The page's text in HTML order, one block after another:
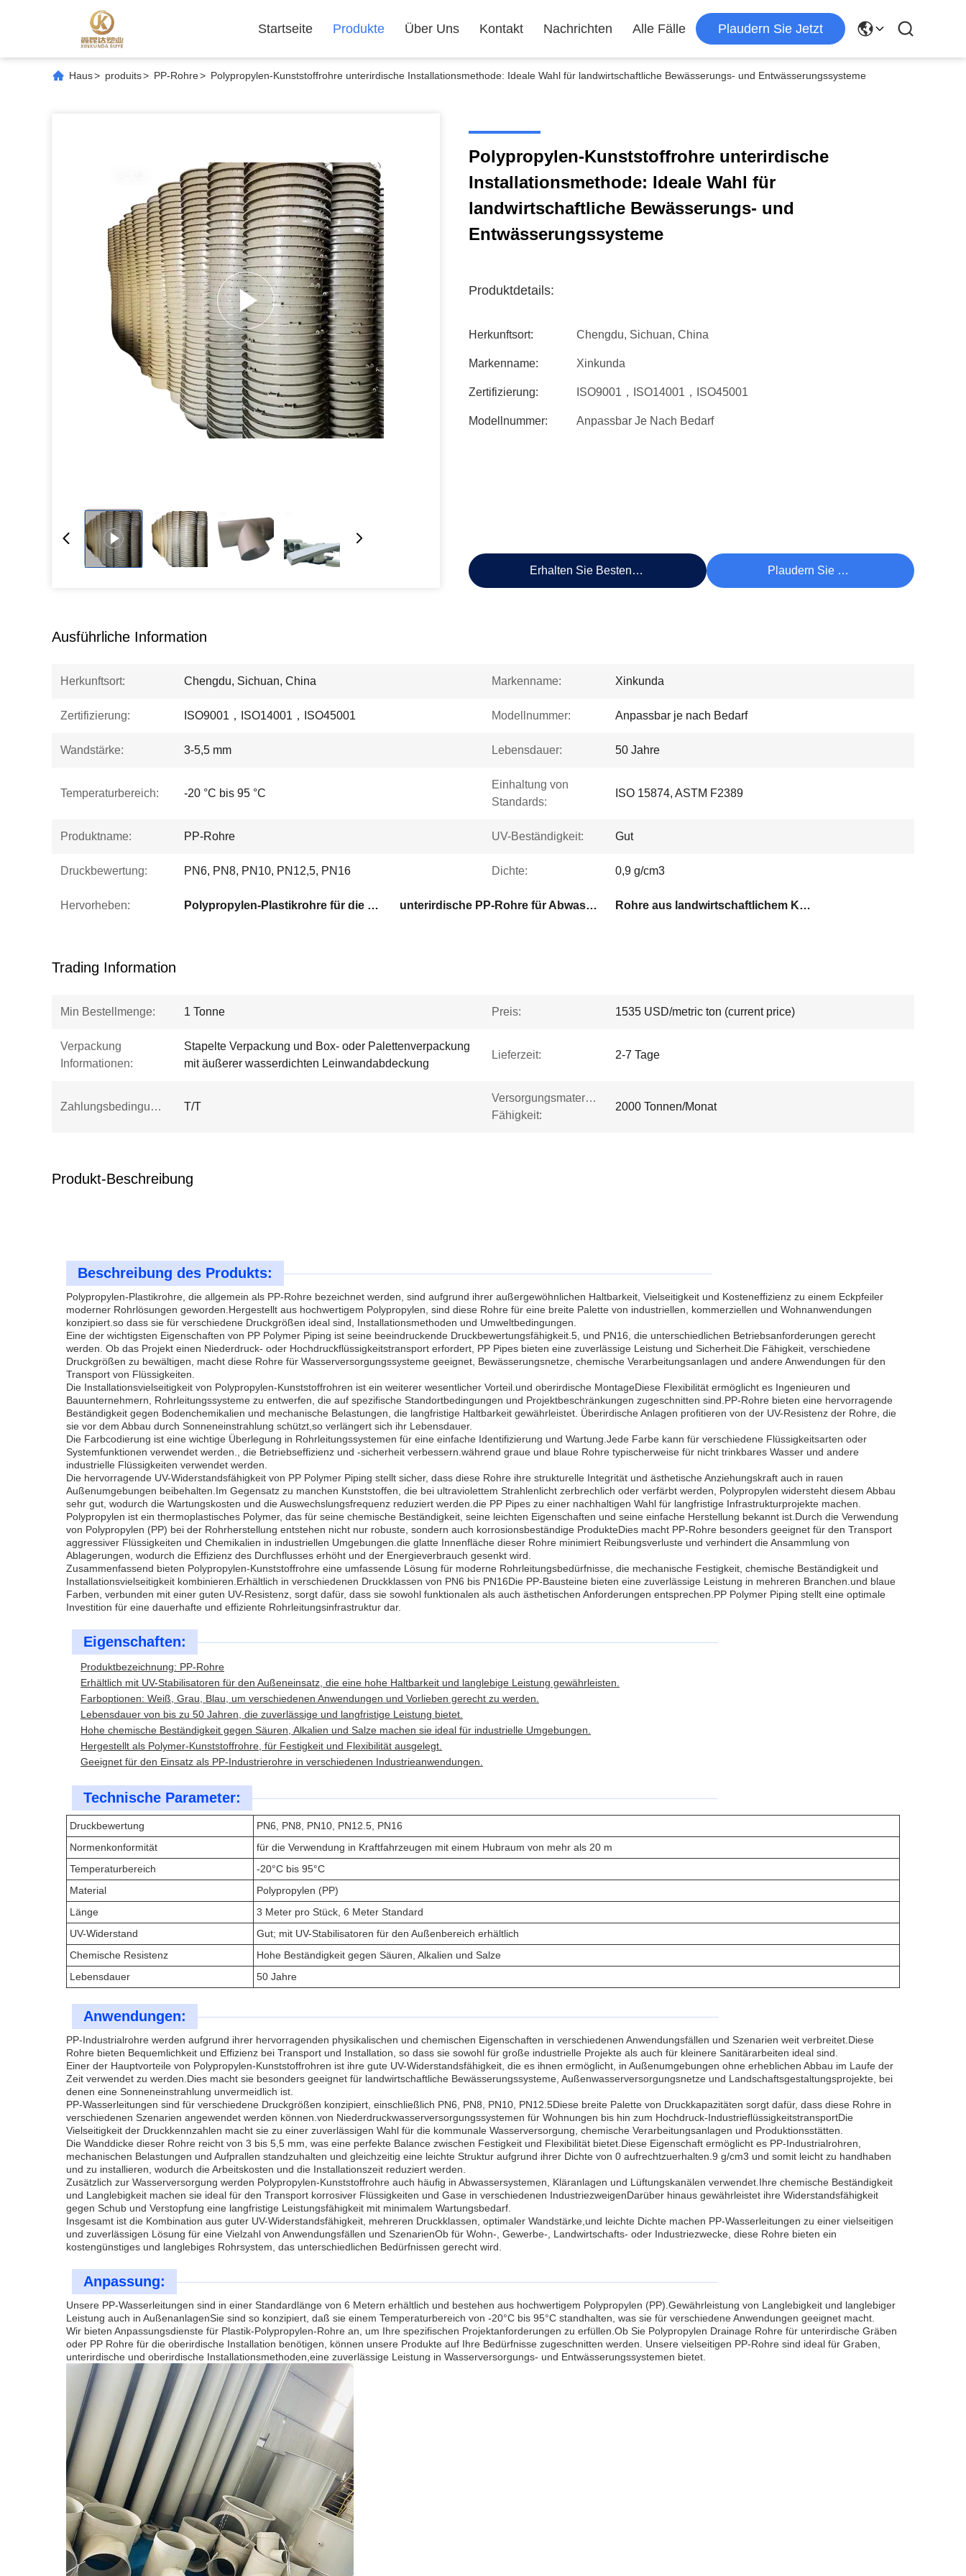
Startseite Produkte Über Uns Kontakt Nachrichten Alle Fälle Plaudern Sie Jetzt
Haus> produits> PP-Rohre> Polypropylen-Kunststoffrohre unterirdische Installationsmethode: Ideale Wahl für landwirtschaftliche Bewässerungs- und Entwässerungssysteme
Polypropylen-Kunststoffrohre unterirdische
Installationsmethode: Ideale Wahl für
landwirtschaftliche Bewässerungs- und
Entwässerungssysteme
Produktdetails:
Herkunftsort: Chengdu, Sichuan, China
Markenname: Xinkunda
Zertifizierung: ISO9001，ISO14001，ISO45001
Modellnummer: Anpassbar Je Nach Bedarf
Erhalten Sie Besten Preis Plaudern Sie Jetzt
Ausführliche Information
Herkunftsort: Chengdu, Sichuan, China Markenname: Xinkunda
Zertifizierung: ISO9001，ISO14001，ISO45001 Modellnummer: Anpassbar je nach Bedarf
Wandstärke: 3-5,5 mm Lebensdauer: 50 Jahre
Temperaturbereich: -20 °C bis 95 °C
Einhaltung von
Standards:
ISO 15874, ASTM F2389
Produktname: PP-Rohre UV-Beständigkeit: Gut
Druckbewertung: PN6, PN8, PN10, PN12,5, PN16 Dichte: 0,9 g/cm3
Hervorheben: Polypropylen-Plastikrohre für die Bewässerung unterirdische PP-Rohre für Abwasserleitung Rohre aus landwirtschaftlichem Kunststoff mit Garantie
Trading Information
Min Bestellmenge: 1 Tonne Preis: 1535 USD/metric ton (current price)
Verpackung
Informationen:
Stapelte Verpackung und Box- oder Palettenverpackung
mit äußerer wasserdichten Leinwandabdeckung
Lieferzeit: 2-7 Tage
Zahlungsbedingungen: T/T
Versorgungsmaterial-
Fähigkeit:
2000 Tonnen/Monat
Produkt-Beschreibung
Beschreibung des Produkts:
Polypropylen-Plastikrohre, die allgemein als PP-Rohre bezeichnet werden, sind aufgrund ihrer außergewöhnlichen Haltbarkeit, Vielseitigkeit und Kosteneffizienz zu einem Eckpfeiler
moderner Rohrlösungen geworden.Hergestellt aus hochwertigem Polypropylen, sind diese Rohre für eine breite Palette von industriellen, kommerziellen und Wohnanwendungen
konzipiert.so dass sie für verschiedene Druckgrößen ideal sind, Installationsmethoden und Umweltbedingungen.
Eine der wichtigsten Eigenschaften von PP Polymer Piping ist seine beeindruckende Druckbewertungsfähigkeit.5, und PN16, die unterschiedlichen Betriebsanforderungen gerecht
werden. Ob das Projekt einen Niederdruck- oder Hochdruckflüssigkeitstransport erfordert, PP Pipes bieten eine zuverlässige Leistung und Sicherheit.Die Fähigkeit, verschiedene
Druckgrößen zu bewältigen, macht diese Rohre für Wasserversorgungssysteme geeignet, Bewässerungsnetze, chemische Verarbeitungsanlagen und andere Anwendungen für den
Transport von Flüssigkeiten.
Die Installationsvielseitigkeit von Polypropylen-Kunststoffrohren ist ein weiterer wesentlicher Vorteil.und oberirdische MontageDiese Flexibilität ermöglicht es Ingenieuren und
Bauunternehmern, Rohrleitungssysteme zu entwerfen, die auf spezifische Standortbedingungen und Projektbeschränkungen zugeschnitten sind.PP-Rohre bieten eine hervorragende
Beständigkeit gegen Bodenchemikalien und mechanische Belastungen, die langfristige Haltbarkeit gewährleistet. Überirdische Anlagen profitieren von der UV-Resistenz der Rohre, die
sie vor dem Abbau durch Sonneneinstrahlung schützt,so verlängert sich ihr Lebensdauer.
Die Farbcodierung ist eine wichtige Überlegung in Rohrleitungssystemen für eine einfache Identifizierung und Wartung.Jede Farbe kann für verschiedene Flüssigkeitsarten oder
Systemfunktionen verwendet werden., die Betriebseffizienz und -sicherheit verbessern.während graue und blaue Rohre typischerweise für nicht trinkbares Wasser und andere
industrielle Flüssigkeiten verwendet werden.
Die hervorragende UV-Widerstandsfähigkeit von PP Polymer Piping stellt sicher, dass diese Rohre ihre strukturelle Integrität und ästhetische Anziehungskraft auch in rauen
Außenumgebungen beibehalten.Im Gegensatz zu manchen Kunststoffen, die bei ultraviolettem Strahlenlicht zerbrechlich oder verfärbt werden, Polypropylen widersteht diesem Abbau
sehr gut, wodurch die Wartungskosten und die Auswechslungsfrequenz reduziert werden.die PP Pipes zu einer nachhaltigen Wahl für langfristige Infrastrukturprojekte machen.
Polypropylen ist ein thermoplastisches Polymer, das für seine chemische Beständigkeit, seine leichten Eigenschaften und seine einfache Herstellung bekannt ist.Durch die Verwendung
von Polypropylen (PP) bei der Rohrherstellung entstehen nicht nur robuste, sondern auch korrosionsbeständige ProdukteDies macht PP-Rohre besonders geeignet für den Transport
aggressiver Flüssigkeiten und Chemikalien in industriellen Umgebungen.die glatte Innenfläche dieser Rohre minimiert Reibungsverluste und verhindert die Ansammlung von
Ablagerungen, wodurch die Effizienz des Durchflusses erhöht und der Energieverbrauch gesenkt wird.
Zusammenfassend bieten Polypropylen-Kunststoffrohre eine umfassende Lösung für moderne Rohrleitungsbedürfnisse, die mechanische Festigkeit, chemische Beständigkeit und
Installationsvielseitigkeit kombinieren.Erhältlich in verschiedenen Druckklassen von PN6 bis PN16Die PP-Bausteine bieten eine zuverlässige Leistung in mehreren Branchen.und blaue
Farben, verbunden mit einer guten UV-Resistenz, sorgt dafür, dass sie sowohl funktionalen als auch ästhetischen Anforderungen entsprechen.PP Polymer Piping stellt eine optimale
Investition für eine dauerhafte und effiziente Rohrleitungsinfrastruktur dar.
Eigenschaften:
Produktbezeichnung: PP-Rohre
Erhältlich mit UV-Stabilisatoren für den Außeneinsatz, die eine hohe Haltbarkeit und langlebige Leistung gewährleisten.
Farboptionen: Weiß, Grau, Blau, um verschiedenen Anwendungen und Vorlieben gerecht zu werden.
Lebensdauer von bis zu 50 Jahren, die zuverlässige und langfristige Leistung bietet.
Hohe chemische Beständigkeit gegen Säuren, Alkalien und Salze machen sie ideal für industrielle Umgebungen.
Hergestellt als Polymer-Kunststoffrohre, für Festigkeit und Flexibilität ausgelegt.
Geeignet für den Einsatz als PP-Industrierohre in verschiedenen Industrieanwendungen.
Technische Parameter:
Druckbewertung
PN6, PN8, PN10, PN12.5, PN16
Normenkonformität
für die Verwendung in Kraftfahrzeugen mit einem Hubraum von mehr als 20 m
Temperaturbereich
-20°C bis 95°C
Material
Polypropylen (PP)
Länge
3 Meter pro Stück, 6 Meter Standard
UV-Widerstand
Gut; mit UV-Stabilisatoren für den Außenbereich erhältlich
Chemische Resistenz
Hohe Beständigkeit gegen Säuren, Alkalien und Salze
Lebensdauer
50 Jahre
Anwendungen:
PP-Industrialrohre werden aufgrund ihrer hervorragenden physikalischen und chemischen Eigenschaften in verschiedenen Anwendungsfällen und Szenarien weit verbreitet.Diese
Rohre bieten Bequemlichkeit und Effizienz bei Transport und Installation, so dass sie sowohl für große industrielle Projekte als auch für kleinere Sanitärarbeiten ideal sind.
Einer der Hauptvorteile von Polypropylen-Kunststoffrohren ist ihre gute UV-Widerstandsfähigkeit, die es ihnen ermöglicht, in Außenumgebungen ohne erheblichen Abbau im Laufe der
Zeit verwendet zu werden.Dies macht sie besonders geeignet für landwirtschaftliche Bewässerungssysteme, Außenwasserversorgungsnetze und Landschaftsgestaltungsprojekte, bei
denen eine Sonneneinstrahlung unvermeidlich ist.
PP-Wasserleitungen sind für verschiedene Druckgrößen konzipiert, einschließlich PN6, PN8, PN10, PN12.5Diese breite Palette von Druckkapazitäten sorgt dafür, dass diese Rohre in
verschiedenen Szenarien angewendet werden können.von Niederdruckwasserversorgungssystemen für Wohnungen bis hin zum Hochdruck-IndustrieflüssigkeitstransportDie
Vielseitigkeit der Druckkennzahlen macht sie zu einer zuverlässigen Wahl für die kommunale Wasserversorgung, chemische Verarbeitungsanlagen und Produktionsstätten.
Die Wanddicke dieser Rohre reicht von 3 bis 5,5 mm, was eine perfekte Balance zwischen Festigkeit und Flexibilität bietet.Diese Eigenschaft ermöglicht es PP-Industrialrohren,
mechanischen Belastungen und Aufprallen standzuhalten und gleichzeitig eine leichte Struktur aufgrund ihrer Dichte von 0 aufrechtzuerhalten.9 g/cm3 und somit leicht zu handhaben
und zu installieren, wodurch die Arbeitskosten und die Installationszeit reduziert werden.
Zusätzlich zur Wasserversorgung werden Polypropylen-Kunststoffrohre auch häufig in Abwassersystemen, Kläranlagen und Lüftungskanälen verwendet.Ihre chemische Beständigkeit
und Langlebigkeit machen sie ideal für den Transport korrosiver Flüssigkeiten und Gase in verschiedenen IndustriezweigenDarüber hinaus gewährleistet ihre Widerstandsfähigkeit
gegen Schub und Verstopfung eine langfristige Leistungsfähigkeit mit minimalem Wartungsbedarf.
Insgesamt ist die Kombination aus guter UV-Widerstandsfähigkeit, mehreren Druckklassen, optimaler Wandstärke,und leichte Dichte machen PP-Wasserleitungen zu einer vielseitigen
und zuverlässigen Lösung für eine Vielzahl von Anwendungsfällen und SzenarienOb für Wohn-, Gewerbe-, Landwirtschafts- oder Industriezwecke, diese Rohre bieten ein
kostengünstiges und langlebiges Rohrsystem, das unterschiedlichen Bedürfnissen gerecht wird.
Anpassung:
Unsere PP-Wasserleitungen sind in einer Standardlänge von 6 Metern erhältlich und bestehen aus hochwertigem Polypropylen (PP).Gewährleistung von Langlebigkeit und langlebiger
Leistung auch in AußenanlagenSie sind so konzipiert, daß sie einem Temperaturbereich von -20°C bis 95°C standhalten, was sie für verschiedene Anwendungen geeignet macht.
Wir bieten Anpassungsdienste für Plastik-Polypropylen-Rohre an, um Ihre spezifischen Projektanforderungen zu erfüllen.Ob Sie Polypropylen Drainage Rohre für unterirdische Gräben
oder PP Rohre für die oberirdische Installation benötigen, können unsere Produkte auf Ihre Bedürfnisse zugeschnitten werden. Unsere vielseitigen PP-Rohre sind ideal für Graben,
unterirdische und oberirdische Installationsmethoden,eine zuverlässige Leistung in Wasserversorgungs- und Entwässerungssystemen bietet.